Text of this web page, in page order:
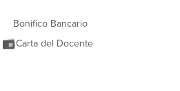
Bonifico Bancario
Carta del Docente